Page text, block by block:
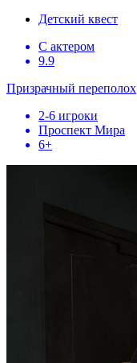
Детский квест
С актером
9.9
Призрачный переполох
2-6 игроки
Проспект Мира
6+